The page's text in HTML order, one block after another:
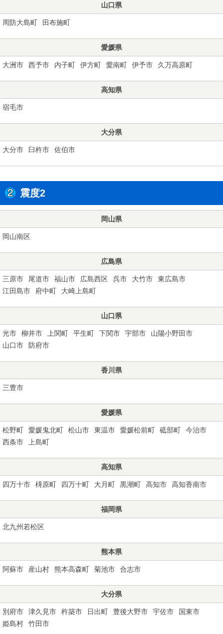
山口県
周防大島町 田布施町
愛媛県
大洲市 西予市 内子町 伊方町 愛南町 伊予市 久万高原町
高知県
宿毛市
大分県
大分市 臼杵市 佐伯市
震度2
岡山県
岡山南区
広島県
三原市 尾道市 福山市 広島西区 呉市 大竹市
東広島市
江田島市
府中町 大崎上島町
山口県
光市 柳井市 上関町 平生町 下関市 宇部市
山陽小野田市
山口市
防府市
香川県
三豊市
愛媛県
松野町 愛媛鬼北町 松山市 東温市 愛媛松前町 砥部町
今治市
西条市
上島町
高知県
四万十市 梼原町 四万十町 大月町 黒潮町 高知市 高知香南市
福岡県
北九州若松区
熊本県
阿蘇市 産山村 熊本高森町 菊池市 合志市
大分県
別府市 津久見市 杵築市 日出町 豊後大野市 宇佐市
国東市
姫島村
竹田市